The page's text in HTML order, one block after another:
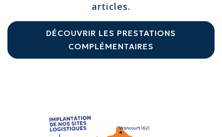
articles.
DÉCOUVRIR LES PRESTATIONS
COMPLÉMENTAIRES